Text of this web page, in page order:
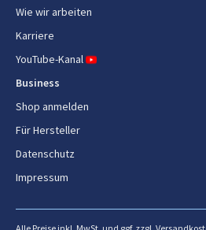
Wetterfestigkeit
Automatische Rückkehr zur
Basisstation
Timer
Antidiebstahlvorrichtung
Multi-Zone Fähigkeit
Wie wir arbeiten
Karriere
YouTube-Kanal
Business
Shop anmelden
Für Hersteller
Datenschutz
Impressum